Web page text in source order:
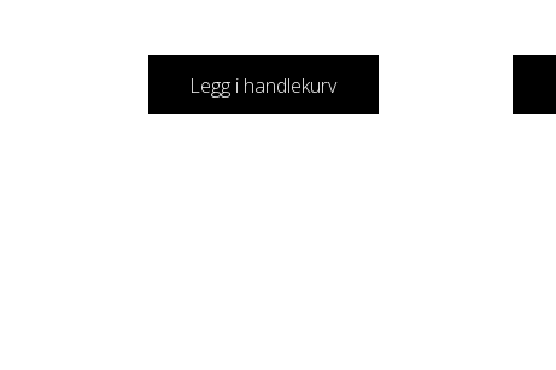
Legg i handlekurv